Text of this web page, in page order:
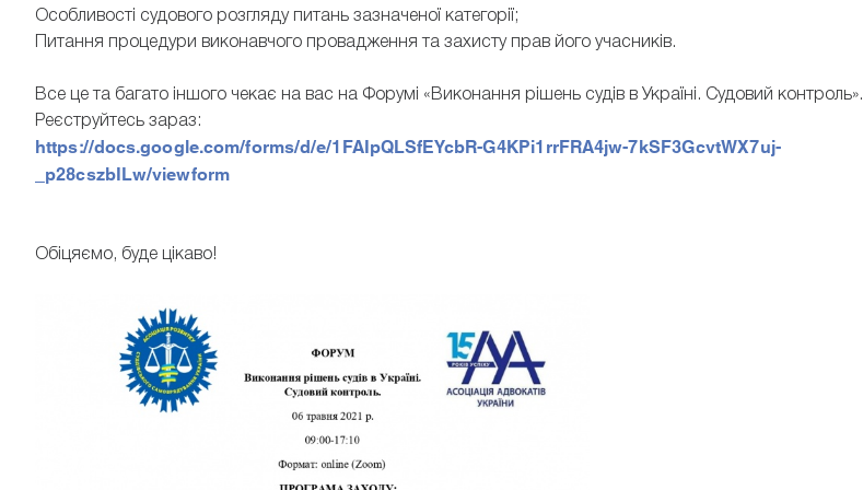
Особливості судового розгляду питань зазначеної категорії;
Питання процедури виконавчого провадження та захисту прав його учасників.
Все це та багато іншого чекає на вас на Форумі «Виконання рішень судів в Україні. Судовий контроль».
Реєструйтесь зараз:
https://docs.google.com/forms/d/e/1FAIpQLSfEYcbR-G4KPi1rrFRA4jw-7kSF3GcvtWX7uj-
_p28cszbILw/viewform
Обіцяємо, буде цікаво!